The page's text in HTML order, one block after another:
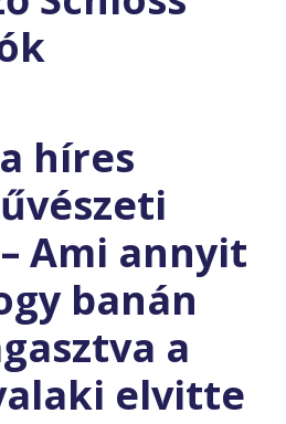
híres
Ami annyit
banán
a
elvitte